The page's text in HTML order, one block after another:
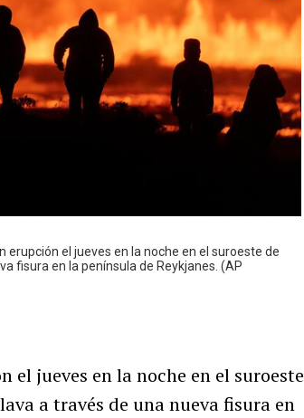
erupción el jueves en la noche en el suroeste de
fisura en la península de Reykjanes. (AP
el jueves en la noche en el suroeste
a través de una nueva fisura en